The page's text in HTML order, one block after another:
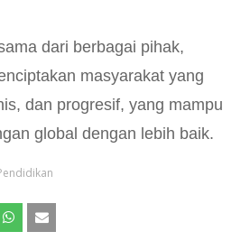
dari berbagai pihak,
masyarakat yang
dan progresif, yang mampu
global dengan lebih baik.